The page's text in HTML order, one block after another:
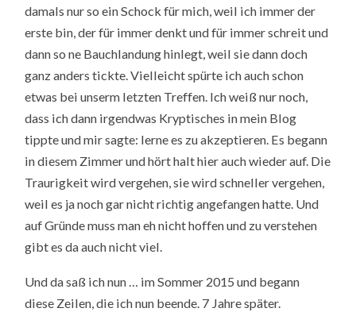
damals nur so ein Schock für mich, weil ich immer der
erste bin, der für immer denkt und für immer schreit und
dann so ne Bauchlandung hinlegt, weil sie dann doch
ganz anders tickte. Vielleicht spürte ich auch schon
etwas bei unserm letzten Treffen. Ich weiß nur noch,
dass ich dann irgendwas Kryptisches in mein Blog
tippte und mir sagte: lerne es zu akzeptieren. Es begann
in diesem Zimmer und hört halt hier auch wieder auf. Die
Traurigkeit wird vergehen, sie wird schneller vergehen,
weil es ja noch gar nicht richtig angefangen hatte. Und
auf Gründe muss man eh nicht hoffen und zu verstehen
gibt es da auch nicht viel.
Und da saß ich nun … im Sommer 2015 und begann
diese Zeilen, die ich nun beende. 7 Jahre später.